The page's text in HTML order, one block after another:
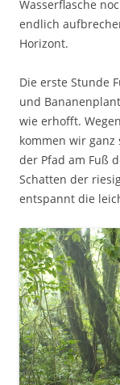
Wasserflasche
endlich
Horizont.
Die erste Stunde
und
wie erhofft.
kommen wir ganz
der Pfad am Fuß
Schatten der
entspannt die